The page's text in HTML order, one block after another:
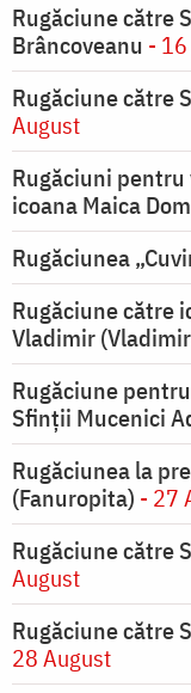
Rugăciune către
Brâncoveanu -
Rugăciune către
August
Rugăciuni pentru
icoana Maica
Rugăciunea
Rugăciune către
Vladimir
Rugăciune
Sfinţii Mucenici
Rugăciunea la
(Fanuropita) - 27
Rugăciune către
August
Rugăciune către
28 August